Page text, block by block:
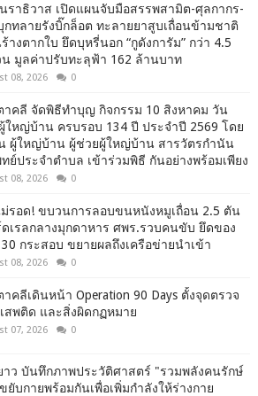
ราธิวาส เปิดแผนจับมือสรรพสามิต-ศุลกากร-
กทลายรังบิ๊กล็อต ทะลายยาสูบเถื่อนข้ามชาติ
างตากใบ ยึดบุหรี่นอก “กูดังการัม” กว่า 4.5
มูลค่าปรับทะลุฟ้า 162 ล้านบาท
08, 2026 0
าคลี จัดพิธีทำบุญ กิจกรรม 10 สิงหาคม วัน
ใหญ่บ้าน ครบรอบ 134 ปี ประจำปี 2569 โดย
ผู้ใหญ่บ้าน ผู้ช่วยผู้ใหญ่บ้าน สารวัตรกำนัน
ย์ประจำตำบล เข้าร่วมพิธี กันอย่างพร้อมเพียง
08, 2026 0
รอด! ขบวนการลอบขนหนังหมูเถื่อน 2.5 ตัน
เรลกลางมุกดาหาร ศพร.รวบคนขับ ยึดของ
กระสอบ ขยายผลถึงเครือข่ายนำเข้า
08, 2026 0
าคลีเดินหน้า Operation 90 Days ตั้งจุดตรวจ
สพติด และสิ่งผิดกฏหมาย
07, 2026 0
าว บันทึกภาพประวัติศาสตร์ "รวมพลังคนรักษ์
ยับกายพร้อมกันเพื่อเพิ่มกำลังให้ร่างกาย